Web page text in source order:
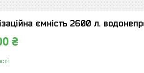
ємність 2600 л.
₴